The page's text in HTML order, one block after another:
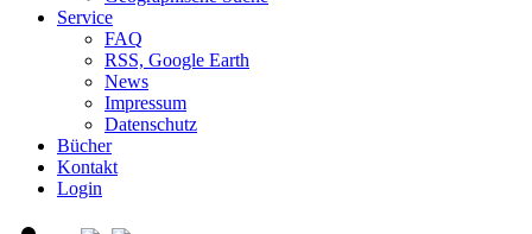
Service
FAQ
RSS, Google Earth
News
Impressum
Datenschutz
Bücher
Kontakt
Login